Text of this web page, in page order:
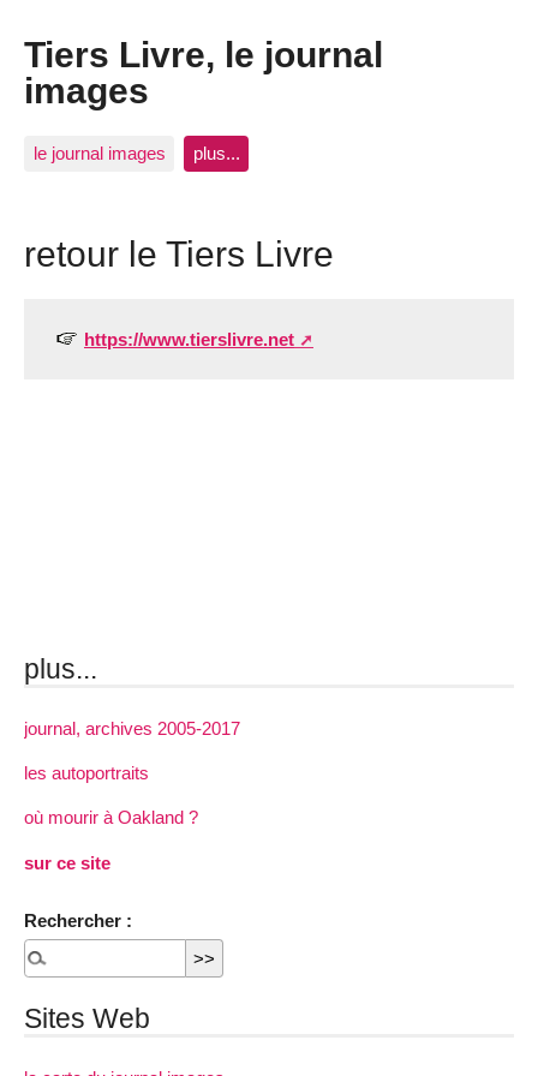
Tiers Livre, le journal
images
le journal images plus...
retour le Tiers Livre
https://www.tierslivre.net
plus...
journal, archives 2005-2017
les autoportraits
où mourir à Oakland ?
sur ce site
Rechercher :
Sites Web